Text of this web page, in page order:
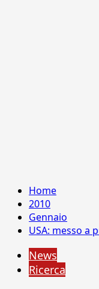
Home
2010
Gennaio
USA: messo a
News
Ricerca